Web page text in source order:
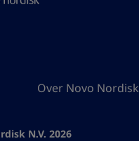
Over Novo Nordisk
N.V. 2026